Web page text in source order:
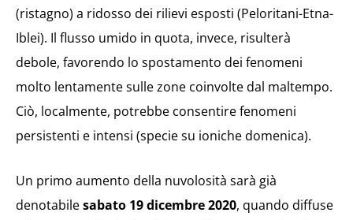
(ristagno) a ridosso dei rilievi esposti (Peloritani-Etna-
Iblei). Il flusso umido in quota, invece, risulterà
debole, favorendo lo spostamento dei fenomeni
molto lentamente sulle zone coinvolte dal maltempo.
Ciò, localmente, potrebbe consentire fenomeni
persistenti e intensi (specie su ioniche domenica).
Un primo aumento della nuvolosità sarà già
denotabilesabato 19 dicembre 2020, quando diffuse